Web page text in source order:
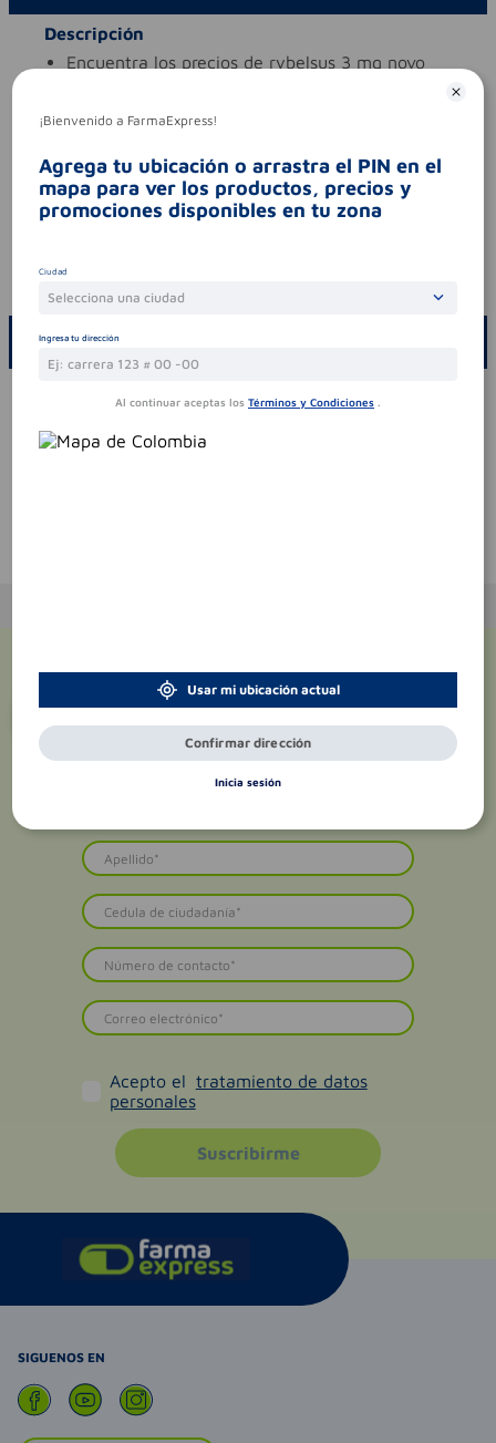
Descripción
encuentra los precios de rybelsus 3 mg novo
ubicación. farmaexpress más cerca de ti.
ingredientes (molécula activa)
semaglutida
tipo de producto semaglutida
Por favor, inicie sesión para escribir un comentario
Sin comentarios.
¡Suscríbete y recibepromociones
exclusivas!
Acepto el tratamiento de datos
personales
Suscribirme
SIGUENOS EN
¡Bienvenido a FarmaExpress!
Agrega tu ubicación o arrastra el PIN en el
mapa para ver los productos, precios y
promociones disponibles en tu zona
Ciudad
Selecciona una ciudad
Ingresa tu dirección
Al continuar aceptas los Términos y Condiciones .
Usar mi ubicación actual
Confirmar dirección
Inicia sesión